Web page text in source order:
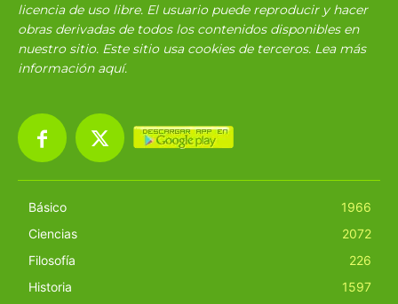
licencia de uso libre. El usuario puede reproducir y hacer
obras derivadas de todos los contenidos disponibles en
nuestro sitio. Este sitio usa cookies de terceros. Lea más
información aquí.
Básico
1966
Ciencias
2072
Filosofía
226
Historia
1597